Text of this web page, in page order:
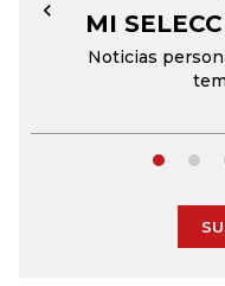
MI
Noticias
←